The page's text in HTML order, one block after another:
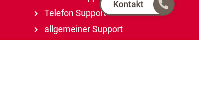
Telefon Support
allgemeiner Support
Kontakt